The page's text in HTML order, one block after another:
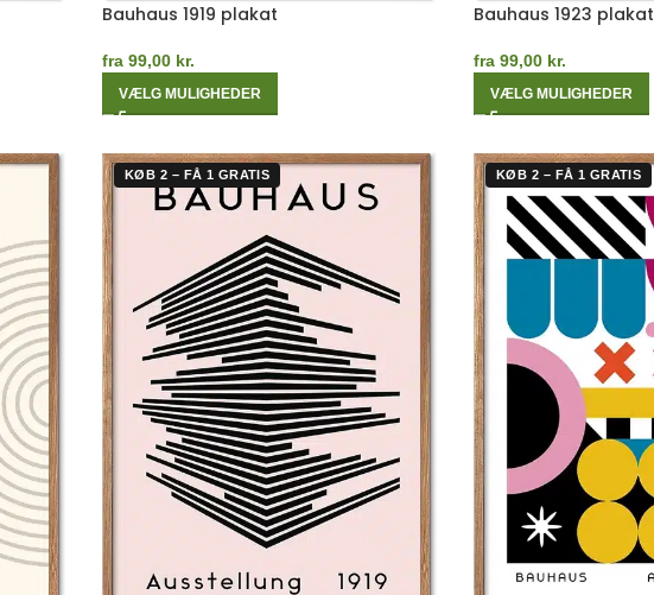
Bauhaus 1919 plakat
fra 99,00 kr.
VÆLG MULIGHEDER
Bauhaus 1923 plakat
fra 99,00 kr.
VÆLG MULIGHEDER
KØB 2 – FÅ 1 GRATIS KØB 2 – FÅ 1 GRATIS